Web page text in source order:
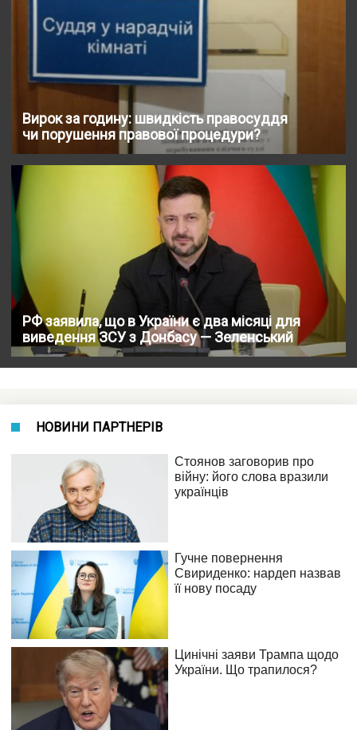
Вирок за годину: швидкість правосуддя
чи порушення правової процедури?
РФ заявила, що в України є два місяці для
виведення ЗСУ з Донбасу — Зеленський
НОВИНИ ПАРТНЕРІВ